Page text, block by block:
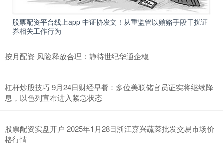
股票配资平台线上app 中证协发文！从重监管以贿赂手段干扰证
券相关工作行为
按月配资 风险释放合理：静待世纪华通企稳
杠杆炒股技巧 9月24日财经早餐：多位美联储官员证实将继续降
息，以色列宣布进入紧急状态
股票配资实盘开户 2025年1月28日浙江嘉兴蔬菜批发交易市场价
格行情